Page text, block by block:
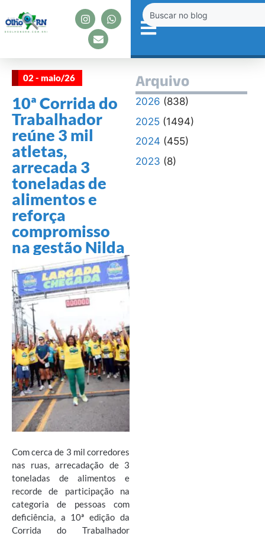
02 - maio/26
10ª Corrida do
Trabalhador
reúne 3 mil
atletas,
arrecada 3
toneladas de
alimentos e
reforça
compromisso
na gestão Nilda
Com cerca de 3 mil corredores
nas ruas, arrecadação de 3
toneladas de alimentos e
recorde de participação na
categoria de pessoas com
deficiência, a 10ª edição da
Corrida do Trabalhador
Arquivo
2026 (838)
2025(1494)
2024 (455)
2023 (8)